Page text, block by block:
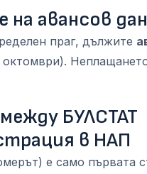
на авансов
праг, дължите
октомври).
БУЛСТАТ
в НАП
е само първата